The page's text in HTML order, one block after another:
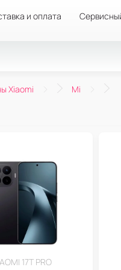
и оплата
Xiaomi Mi
17T PRO